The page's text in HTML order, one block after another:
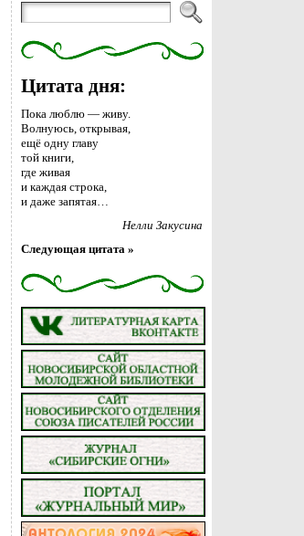
Цитата дня:
Пока люблю — живу.
Волнуюсь, открывая,
ещё одну главу
той книги,
где живая
и каждая строка,
и даже запятая…
Нелли Закусина
Следующая цитата »